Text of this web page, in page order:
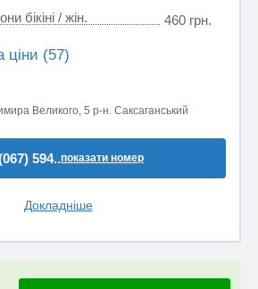
бікіні / жін.
460 грн.
ціни (57)
Великого, 5 р-н. Саксаганський
594..показати номер
Докладніше